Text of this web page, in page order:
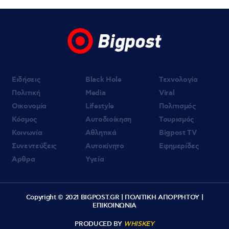
«Στον Εξώστη» με τους Αντώνη Αντζολέτο
και Γιάννη Καντέλη – Έρχεται στον ΣΚΑΪ
Ειδήσεις
Πολιτική
Οικονομία
Κόσμος
Κοινωνία
Συνεντεύξεις
Άρθρα
Black Hole
Media
Lifestyle
Αυτοδιοίκηση
Αθλητικά
Αυτοκίνητο
Υγεία
Τεχνολογία
Viral
Πολιτισμός
Τουρισμός
Bigpost TV
Εφημερίδες
Copyright © 2021 BIGPOST.GR | ΠΟΛΙΤΙΚΗ ΑΠΟΡΡΗΤΟΥ|
ΕΠΙΚΟΙΝΩΝΙΑ
PRODUCED BY WHISKEY